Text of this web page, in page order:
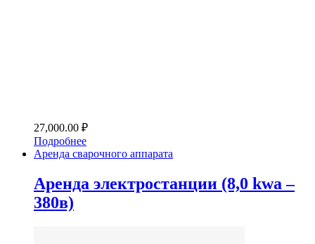
27,000.00 ₽
Подробнее
Аренда сварочного аппарата
Аренда электростанции (8,0 kwa –
380в)